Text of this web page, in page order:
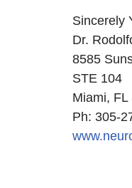
Sincerely
Dr.
8585
STE 104
Miami, FL
Ph: 305-